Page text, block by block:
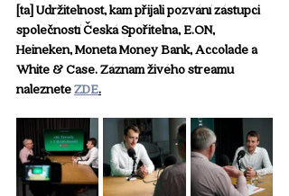
[ta] Udržitelnost, kam přijali pozvání zástupci
společností Česká Spořitelna, E.ON,
Heineken, Moneta Money Bank, Accolade a
White & Case. Záznam živého streamu
naleznete ZDE.